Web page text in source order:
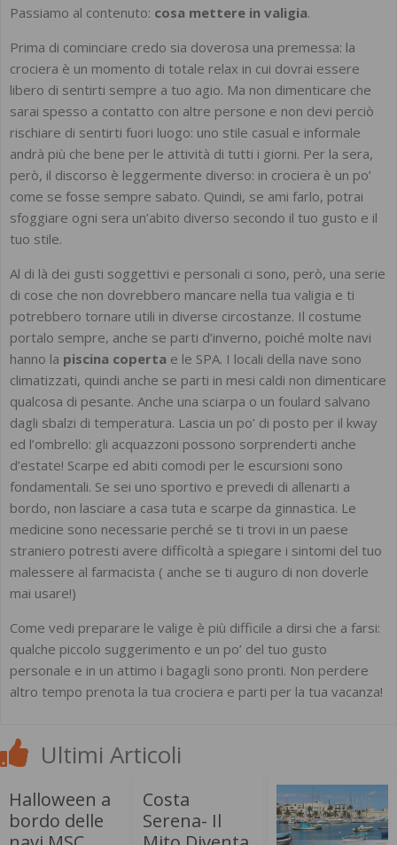
Passiamo al contenuto: cosa mettere in valigia.
Prima di cominciare credo sia doverosa una premessa: la
crociera è un momento di totale relax in cui dovrai essere
libero di sentirti sempre a tuo agio. Ma non dimenticare che
sarai spesso a contatto con altre persone e non devi perciò
rischiare di sentirti fuori luogo: uno stile casual e informale
andrà più che bene per le attività di tutti i giorni. Per la sera,
però, il discorso è leggermente diverso: in crociera è un po’
come se fosse sempre sabato. Quindi, se ami farlo, potrai
sfoggiare ogni sera un’abito diverso secondo il tuo gusto e il
tuo stile.
Al di là dei gusti soggettivi e personali ci sono, però, una serie
di cose che non dovrebbero mancare nella tua valigia e ti
potrebbero tornare utili in diverse circostanze. Il costume
portalo sempre, anche se parti d’inverno, poiché molte navi
hanno la piscina coperta e le SPA. I locali della nave sono
climatizzati, quindi anche se parti in mesi caldi non dimenticare
qualcosa di pesante. Anche una sciarpa o un foulard salvano
dagli sbalzi di temperatura. Lascia un po’ di posto per il kway
ed l’ombrello: gli acquazzoni possono sorprenderti anche
d’estate! Scarpe ed abiti comodi per le escursioni sono
fondamentali. Se sei uno sportivo e prevedi di allenarti a
bordo, non lasciare a casa tuta e scarpe da ginnastica. Le
medicine sono necessarie perché se ti trovi in un paese
straniero potresti avere difficoltà a spiegare i sintomi del tuo
malessere al farmacista ( anche se ti auguro di non doverle
mai usare!)
Come vedi preparare le valige è più difficile a dirsi che a farsi:
qualche piccolo suggerimento e un po’ del tuo gusto
personale e in un attimo i bagagli sono pronti. Non perdere
altro tempo prenota la tua crociera e parti per la tua vacanza!
Ultimi Articoli
Halloween a
bordo delle
Costa
Serena- Il